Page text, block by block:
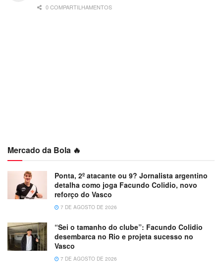
0 COMPARTILHAMENTOS
Mercado da Bola 🔥
Ponta, 2º atacante ou 9? Jornalista argentino
detalha como joga Facundo Colidio, novo
reforço do Vasco
7 DE AGOSTO DE 2026
“Sei o tamanho do clube”: Facundo Colidio
desembarca no Rio e projeta sucesso no
Vasco
7 DE AGOSTO DE 2026